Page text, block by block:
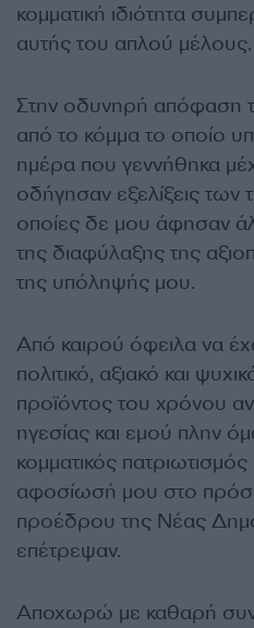
κομματική ιδιότητα
αυτής του απλού μέλους.
Στην οδυνηρή απόφαση
από το κόμμα το οποίο
ημέρα που γεννήθηκα
οδήγησαν εξελίξεις των
οποίες δε μου άφησαν
της διαφύλαξης της
της υπόληψής μου.
Από καιρού όφειλα να
πολιτικό, αξιακό και
προϊόντος του χρόνου
ηγεσίας και εμού πλην
κομματικός
αφοσίωσή μου στο
προέδρου της Νέας
επέτρεψαν.
Αποχωρώ με καθαρή